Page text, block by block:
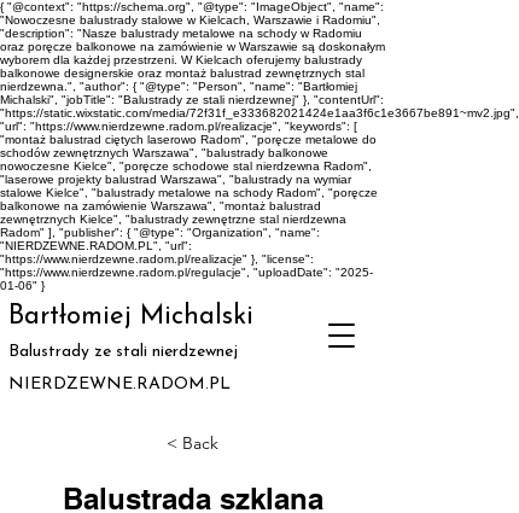
{ "@context": "https://schema.org", "@type": "ImageObject", "name":
"Nowoczesne balustrady stalowe w Kielcach, Warszawie i Radomiu",
"description": "Nasze balustrady metalowe na schody w Radomiu
oraz poręcze balkonowe na zamówienie w Warszawie są doskonałym
wyborem dla każdej przestrzeni. W Kielcach oferujemy balustrady
balkonowe designerskie oraz montaż balustrad zewnętrznych stal
nierdzewna.", "author": { "@type": "Person", "name": "Bartłomiej
Michalski", "jobTitle": "Balustrady ze stali nierdzewnej" }, "contentUrl":
"https://static.wixstatic.com/media/72f31f_e333682021424e1aa3f6c1e3667be891~mv2.jpg",
"url": "https://www.nierdzewne.radom.pl/realizacje", "keywords": [
"montaż balustrad ciętych laserowo Radom", "poręcze metalowe do
schodów zewnętrznych Warszawa", "balustrady balkonowe
nowoczesne Kielce", "poręcze schodowe stal nierdzewna Radom",
"laserowe projekty balustrad Warszawa", "balustrady na wymiar
stalowe Kielce", "balustrady metalowe na schody Radom", "poręcze
balkonowe na zamówienie Warszawa", "montaż balustrad
zewnętrznych Kielce", "balustrady zewnętrzne stal nierdzewna
Radom" ], "publisher": { "@type": "Organization", "name":
"NIERDZEWNE.RADOM.PL", "url":
"https://www.nierdzewne.radom.pl/realizacje" }, "license":
"https://www.nierdzewne.radom.pl/regulacje", "uploadDate": "2025-
01-06" }
Bartłomiej Michalski
Balustrady ze stali nierdzewnej
NIERDZEWNE.RADOM.PL
< Back
Balustrada szklana